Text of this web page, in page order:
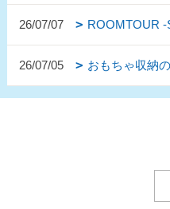
26/07/07 ROOMTOUR -
26/07/05 おもちゃ収納